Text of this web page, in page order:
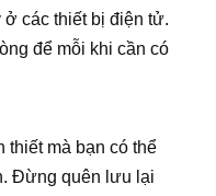
các thiết bị điện tử.
để mỗi khi cần có
thiết mà bạn có thể
Đừng quên lưu lại